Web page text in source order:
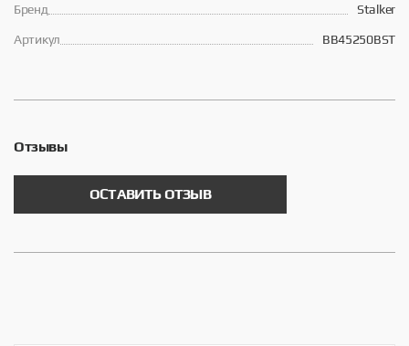
Брeнд Stalker
Артикул BB45250BST
Отзывы
ОСТАВИТЬ ОТЗЫВ